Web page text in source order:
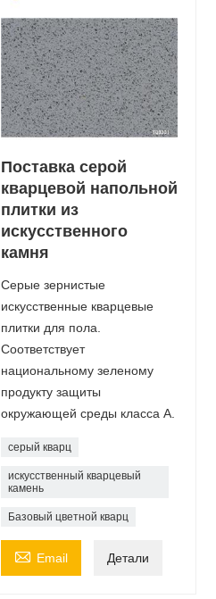
Поставка серой
кварцевой напольной
плитки из
искусственного
камня
Серые зернистые
искусственные кварцевые
плитки для пола.
Соответствует
национальному зеленому
продукту защиты
окружающей среды класса А.
серый кварц
искусственный кварцевый
камень
Базовый цветной кварц
 Email Детали